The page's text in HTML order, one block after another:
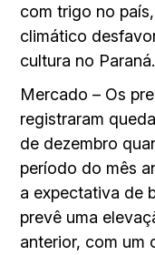
com trigo no
climático
cultura no Paraná.
Mercado – Os
registraram
de dezembro
período do mês
a expectativa de
prevê uma
anterior, com um